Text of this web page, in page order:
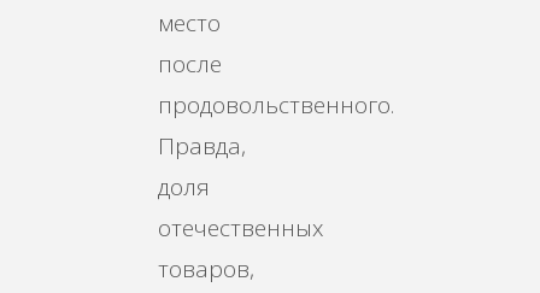
место
после
продовольственного.
Правда,
доля
отечественных
товаров,